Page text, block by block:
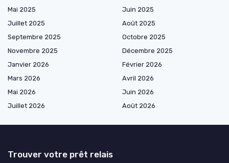
Mai 2025
Juin 2025
Juillet 2025
Août 2025
Septembre 2025
Octobre 2025
Novembre 2025
Décembre 2025
Janvier 2026
Février 2026
Mars 2026
Avril 2026
Mai 2026
Juin 2026
Juillet 2026
Août 2026
Trouver votre prêt relais